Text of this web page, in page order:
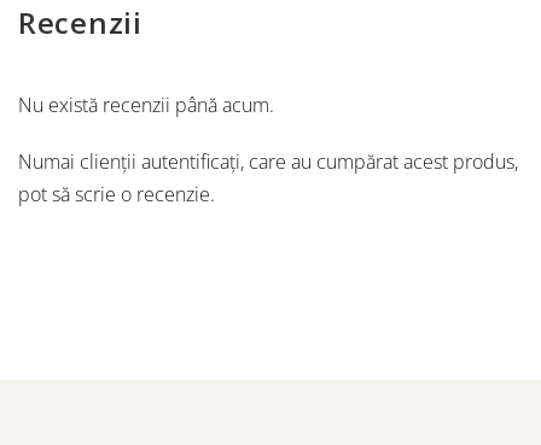
Recenzii
Nu există recenzii până acum.
Numai clienții autentificați, care au cumpărat acest produs,
pot să scrie o recenzie.